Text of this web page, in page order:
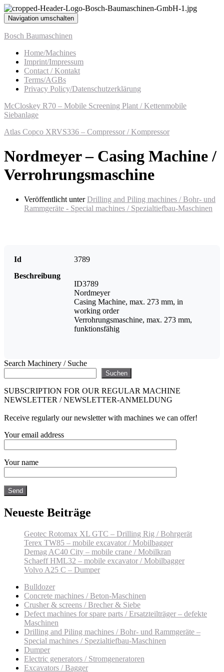
Navigation umschalten
Bosch Baumaschinen
Home/Machines
Imprint/Impressum
Contact / Kontakt
Terms/AGBs
Privacy Policy/Datenschutzerklärung
McCloskey R70 – Mobile Screening Plant / Kettenmobile
Siebanlage
Atlas Copco XRVS336 – Compressor / Kompressor
Nordmeyer – Casing Machine /
Verrohrungsmaschine
Veröffentlicht unterDrilling and Piling machines / Bohr- und
Rammgeräte - Special machines / Spezialtiefbau-Maschinen
Id
3789
Beschreibung
ID3789
Nordmeyer
Casing Machine, max. 273 mm, in
working order
Verrohrungsmaschine, max. 273 mm,
funktionsfähig
Search Machinery / Suche
Suchen
SUBSCRIPTION FOR OUR REGULAR MACHINE
NEWSLETTER / NEWSLETTER-ANMELDUNG
Receive regularly our newsletter with machines we can offer!
Your email address
Your name
Neueste Beiträge
Geotec Rotomax XL GTC – Drilling Rig / Bohrgerät
Terex TW85 – mobile excavator / Mobilbagger
Demag AC40 City – mobile crane / Mobilkran
Schaeff HML32 – mobile excavator / Mobilbagger
Volvo A25 C – Dumper
Bulldozer
Concrete machines / Beton-Maschinen
Crusher & screens / Brecher & Siebe
Defect machines for spare parts / Ersatzteilträger – defekte
Maschinen
Drilling and Piling machines / Bohr- und Rammgeräte –
Special machines / Spezialtiefbau-Maschinen
Dumper
Electric generators / Stromgeneratoren
Excavators / Bagger